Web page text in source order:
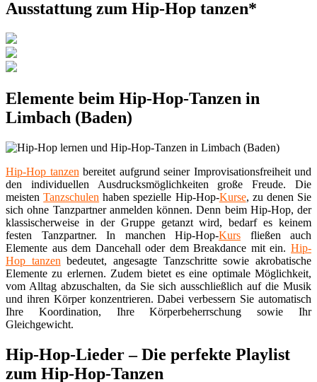
Ausstattung zum Hip-Hop tanzen*
Elemente beim Hip-Hop-Tanzen in
Limbach (Baden)
Hip-Hop tanzen bereitet aufgrund seiner Improvisationsfreiheit und
den individuellen Ausdrucksmöglichkeiten große Freude. Die
meistenTanzschulen haben spezielle Hip-Hop-Kurse, zu denen Sie
sich ohne Tanzpartner anmelden können. Denn beim Hip-Hop, der
klassischerweise in der Gruppe getanzt wird, bedarf es keinem
festen Tanzpartner. In manchen Hip-Hop-Kurs fließen auch
Elemente aus dem Dancehall oder dem Breakdance mit ein. Hip-
Hop tanzen bedeutet, angesagte Tanzschritte sowie akrobatische
Elemente zu erlernen. Zudem bietet es eine optimale Möglichkeit,
vom Alltag abzuschalten, da Sie sich ausschließlich auf die Musik
und ihren Körper konzentrieren. Dabei verbessern Sie automatisch
Ihre Koordination, Ihre Körperbeherrschung sowie Ihr
Gleichgewicht.
Hip-Hop-Lieder – Die perfekte Playlist
zum Hip-Hop-Tanzen